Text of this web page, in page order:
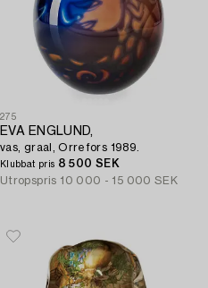
275
EVA ENGLUND,
vas, graal, Orrefors 1989.
Klubbat pris 8 500 SEK
Utropspris 10 000 - 15 000 SEK